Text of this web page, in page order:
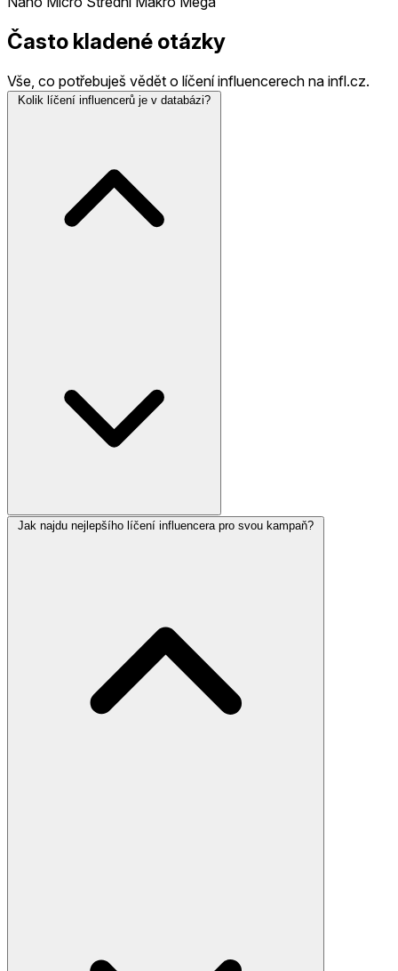
Často kladené otázky
Vše, co potřebuješ vědět o líčení influencerech na infl.cz.
Kolik líčení influencerů je v databázi?
Jak najdu nejlepšího líčení influencera pro svou kampaň?